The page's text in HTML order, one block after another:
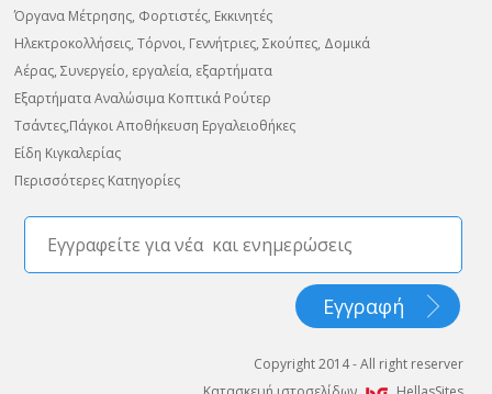
Όργανα Μέτρησης, Φορτιστές, Εκκινητές
Ηλεκτροκολλήσεις, Τόρνοι, Γεννήτριες, Σκούπες, Δομικά
Αέρας, Συνεργείο, εργαλεία, εξαρτήματα
Εξαρτήματα Αναλώσιμα Κοπτικά Ρούτερ
Τσάντες,Πάγκοι Αποθήκευση Εργαλειοθήκες
Είδη Κιγκαλερίας
Περισσότερες Κατηγορίες
Copyright 2014 - All right reserver